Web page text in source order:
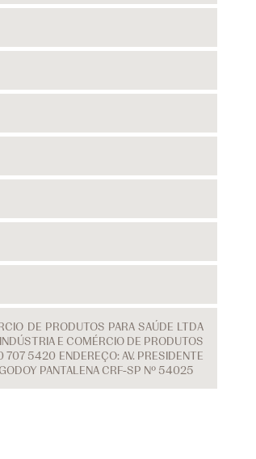
DE PRODUTOS PARA SAÚDE LTDA
E COMÉRCIO DE PRODUTOS
707 5420 ENDEREÇO: AV. PRESIDENTE
PANTALENA CRF-SP Nº 54025